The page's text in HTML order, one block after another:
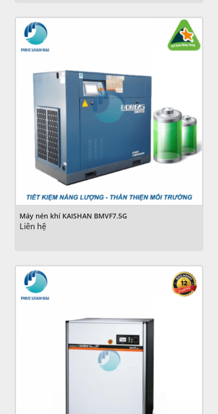
Máy nén khí KAISHAN BMVF7.5G
Liên hệ